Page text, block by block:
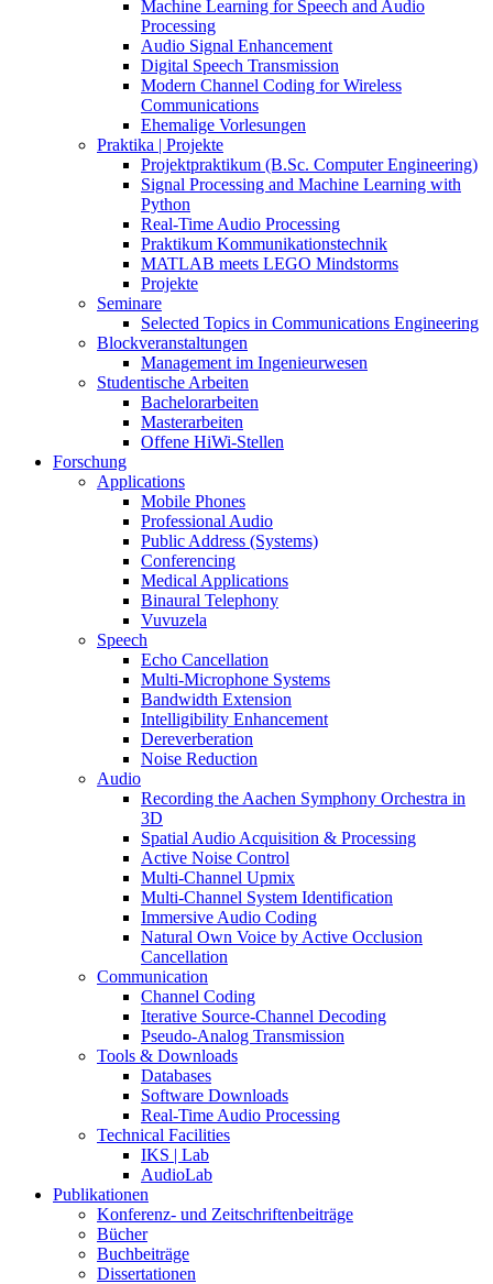
Machine Learning for Speech and Audio
Processing
Audio Signal Enhancement
Digital Speech Transmission
Modern Channel Coding for Wireless
Communications
Ehemalige Vorlesungen
Praktika | Projekte
Projektpraktikum (B.Sc. Computer Engineering)
Signal Processing and Machine Learning with
Python
Real-Time Audio Processing
Praktikum Kommunikationstechnik
MATLAB meets LEGO Mindstorms
Projekte
Seminare
Selected Topics in Communications Engineering
Blockveranstaltungen
Management im Ingenieurwesen
Studentische Arbeiten
Bachelorarbeiten
Masterarbeiten
Offene HiWi-Stellen
Forschung
Applications
Mobile Phones
Professional Audio
Public Address (Systems)
Conferencing
Medical Applications
Binaural Telephony
Vuvuzela
Speech
Echo Cancellation
Multi-Microphone Systems
Bandwidth Extension
Intelligibility Enhancement
Dereverberation
Noise Reduction
Audio
Recording the Aachen Symphony Orchestra in
3D
Spatial Audio Acquisition & Processing
Active Noise Control
Multi-Channel Upmix
Multi-Channel System Identification
Immersive Audio Coding
Natural Own Voice by Active Occlusion
Cancellation
Communication
Channel Coding
Iterative Source-Channel Decoding
Pseudo-Analog Transmission
Tools & Downloads
Databases
Software Downloads
Real-Time Audio Processing
Technical Facilities
IKS | Lab
AudioLab
Publikationen
Konferenz- und Zeitschriftenbeiträge
Bücher
Buchbeiträge
Dissertationen